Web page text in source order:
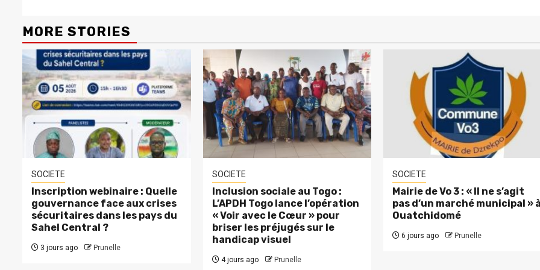
MORE STORIES
SOCIETE
Inscription webinaire : Quelle
gouvernance face aux crises
sécuritaires dans les pays du
Sahel Central ?
3 jours ago Prunelle
SOCIETE
Inclusion sociale au Togo :
L’APDH Togo lance l’opération
« Voir avec le Cœur » pour
briser les préjugés sur le
handicap visuel
4 jours ago Prunelle
SOCIETE
Mairie de Vo 3 : « Il ne s’agit
pas d’un marché municipal »
Ouatchidomé
6 jours ago Prunelle